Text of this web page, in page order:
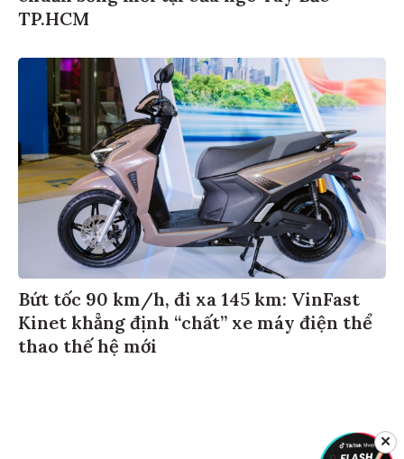
TP.HCM
Bứt tốc 90 km/h, đi xa 145 km: VinFast
Kinet khẳng định “chất” xe máy điện thể
thao thế hệ mới
✕